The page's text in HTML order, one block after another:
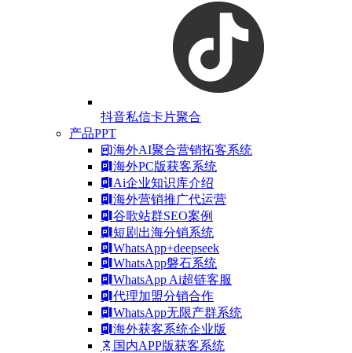
抖音私信卡片聚合
产品PPT
海外AI聚合营销拓客系统
海外PC版获客系统
Ai企业知识库介绍
海外营销推广代运营
谷歌站群SEO案例
短剧出海分销系统
WhatsApp+deepseek
WhatsApp磐石系统
WhatsApp Ai超链客服
代理加盟分销合作
WhatsApp无限产群系统
海外获客系统企业版
国内APP版获客系统